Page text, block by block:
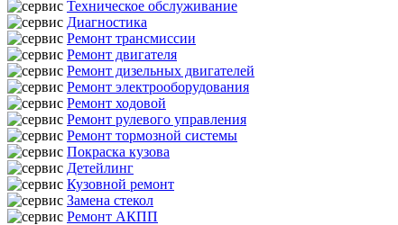
Техническое обслуживание
Диагностика
Ремонт трансмиссии
Ремонт двигателя
Ремонт дизельных двигателей
Ремонт электрооборудования
Ремонт ходовой
Ремонт рулевого управления
Ремонт тормозной системы
Покраска кузова
Детейлинг
Кузовной ремонт
Замена стекол
Ремонт АКПП